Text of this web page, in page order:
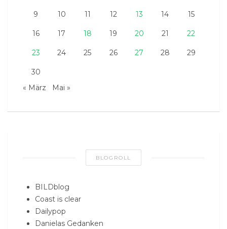
9 10 11 12 13 14 15
16 17 18 19 20 21 22
23 24 25 26 27 28 29
30
« März
Mai »
BLOGROLL
BILDblog
Coast is clear
Dailypop
Danielas Gedanken